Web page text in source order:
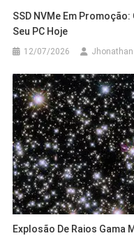
SSD NVMe Em
Seu PC Hoje
12/07/2026
Explosão De Raios Gama